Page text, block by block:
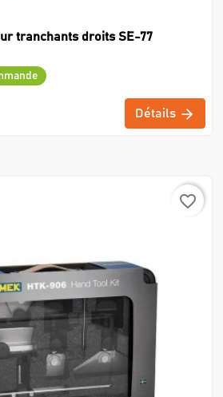
tranchants droits SE-77
Détails
favorite_border